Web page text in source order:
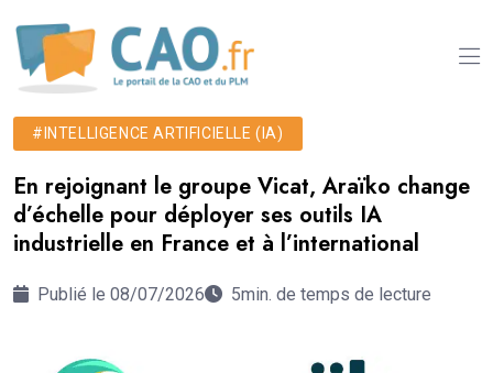
#INTELLIGENCE ARTIFICIELLE (IA)
En rejoignant le groupe Vicat, Araïko change
d’échelle pour déployer ses outils IA
industrielle en France et à l’international
Publié le 08/07/2026 5min. de temps de lecture